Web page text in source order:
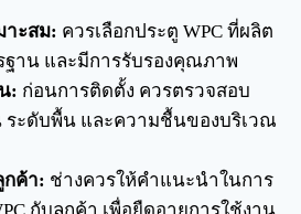
าะสม: ควรเลือกประตู WPC ที่ผลิต
าน และมีการรับรองคุณภาพ
: ก่อนการติดตั้ง ควรตรวจสอบ
ะดับพื้น และความชื้นของบริเวณ
กค้า: ช่างควรให้คำแนะนำในการ